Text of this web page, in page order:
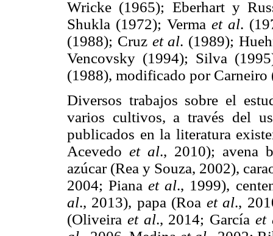
Wricke (1965); Eberhart y
Shukla (1972); Verma et al.
(1988); Cruz et al. (1989);
Vencovsky (1994); Silva
(1988), modificado por Carneiro
Diversos trabajos sobre el
varios cultivos, a través del
publicados en la literatura
Acevedo et al., 2010); avena
azúcar (Rea y Souza, 2002),
2004; Pianaet al., 1999),
al., 2013), papa (Roa et al.,
(Oliveira et al., 2014; García et